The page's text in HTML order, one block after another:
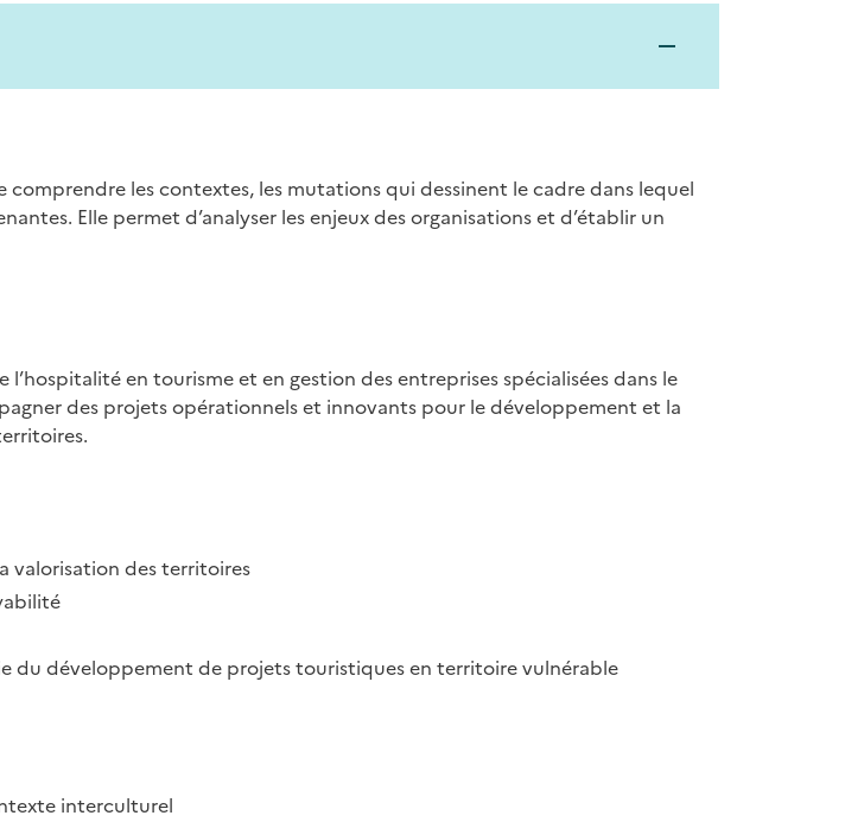
les contextes, les mutations qui dessinent le cadre dans lequel
Elle permet d’analyser les enjeux des organisations et d’établir un
en tourisme et en gestion des entreprises spécialisées dans le
des projets opérationnels et innovants pour le développement et la
valorisation des territoires
du développement de projets touristiques en territoire vulnérable
interculturel